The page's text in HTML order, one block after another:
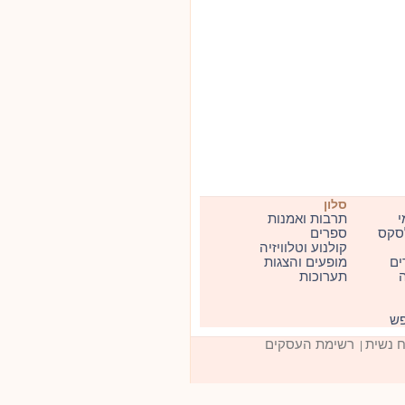
סלון
תרבות ואמנות
ספרים
קולנוע וטלוויזיה
מופעים והצגות
תערוכות
נשית רשימת העסקים